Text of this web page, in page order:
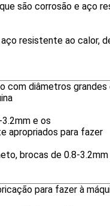
são corrosão e aço
resistente ao calor,
com diâmetros grandes
e os
apropriados para fazer
brocas de 0.8-
para fazer à